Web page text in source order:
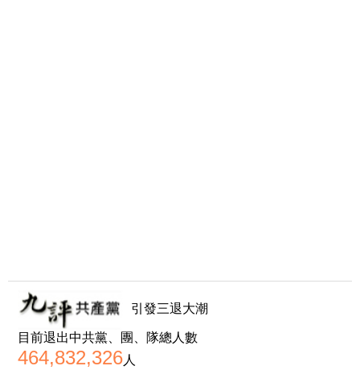
引發三退大潮
目前退出中共黨、團、隊總人數
464,832,326人